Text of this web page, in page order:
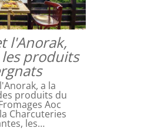
l'Anorak,
produits
a la
produits du
Aoc
Charcuteries
les…